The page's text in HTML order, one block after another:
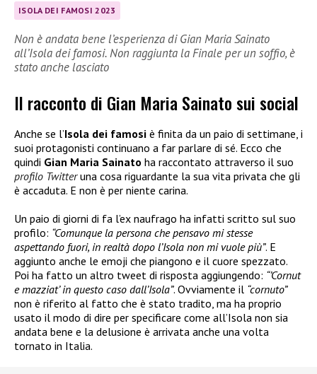
ISOLA DEI FAMOSI 2023
Non è andata bene l’esperienza di Gian Maria Sainato
all’Isola dei famosi. Non raggiunta la Finale per un soffio, è
stato anche lasciato
Il racconto di Gian Maria Sainato sui social
Anche se l’Isola dei famosi è finita da un paio di settimane, i
suoi protagonisti continuano a far parlare di sé. Ecco che
quindi Gian Maria Sainato ha raccontato attraverso il suo
profilo Twitteruna cosa riguardante la sua vita privata che gli
è accaduta. E non è per niente carina.
Un paio di giorni di fa l’ex naufrago ha infatti scritto sul suo
profilo: “Comunque la persona che pensavo mi stesse
aspettando fuori, in realtà dopo l’Isola non mi vuole più”. E
aggiunto anche le emoji che piangono e il cuore spezzato.
Poi ha fatto un altro tweet di risposta aggiungendo: “’Cornut
e mazziat’ in questo caso dall’Isola”. Ovviamente il “cornuto”
non è riferito al fatto che è stato tradito, ma ha proprio
usato il modo di dire per specificare come all’Isola non sia
andata bene e la delusione è arrivata anche una volta
tornato in Italia.